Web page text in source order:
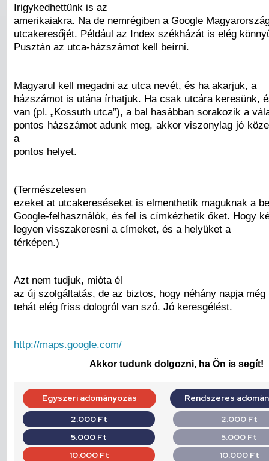
Irigykedhettünk is az
amerikaiakra. Na de nemrégiben a Google
utcakeresőjét. Például az Index székházát is elég
Pusztán az utca-házszámot kell beírni.
Magyarul kell megadni az utca nevét, és ha akarjuk, a
házszámot is utána írhatjuk. Ha csak utcára keresünk,
van (pl. „Kossuth utca”), a bal hasábban sorakozik a
pontos házszámot adunk meg, akkor viszonylag jó
a
pontos helyet.
(Természetesen
ezeket at utcakereséseket is elmenthetik maguknak a
Google-felhasználók, és fel is címkézhetik őket. Hogy
legyen visszakeresni a címeket, és a helyüket a
térképen.)
Azt nem tudjuk, mióta él
az új szolgáltatás, de az biztos, hogy néhány napja még
tehát elég friss dologról van szó. Jó keresgélést.
http://maps.google.com/
Akkor tudunk dolgozni, ha Ön is segít!